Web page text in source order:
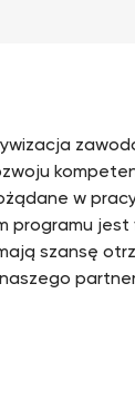
w
programu
szansę